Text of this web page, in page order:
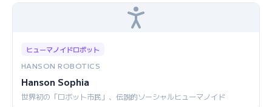
ヒューマノイドロボット
HANSON ROBOTICS
Hanson Sophia
世界初の「ロボット市民」、伝説的ソーシャルヒューマノイド